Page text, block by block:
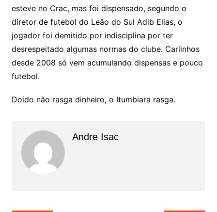
esteve no Crac, mas foi dispensado, segundo o
diretor de futebol do Leão do Sul Adib Elias, o
jogador foi demitido por indisciplina por ter
desrespeitado algumas normas do clube. Carlinhos
desde 2008 só vem acumulando dispensas e pouco
futebol.
Doido não rasga dinheiro, o Itumbiara rasga.
Andre Isac